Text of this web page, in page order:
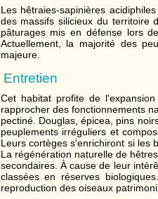
Les hêtraies-sapinières
des massifs silicieux du territoire
pâturages mis en défense lors
Actuellement, la majorité des
majeure.
Entretien
Cet habitat profite de
rapprocher des fonctionnements
pectiné. Douglas, épicea, pins
peuplements irréguliers et
Leurs cortèges s'enrichiront si les
La régénération naturelle de
secondaires. À cause de leur
classées en réserves
reproduction des oiseaux